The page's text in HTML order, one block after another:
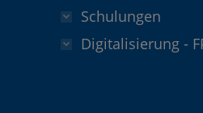
Schulungen
Digitalisierung -